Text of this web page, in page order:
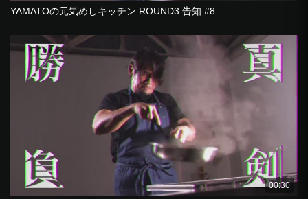
YAMATOの元気めしキッチン ROUND3 告知 #8
00:30